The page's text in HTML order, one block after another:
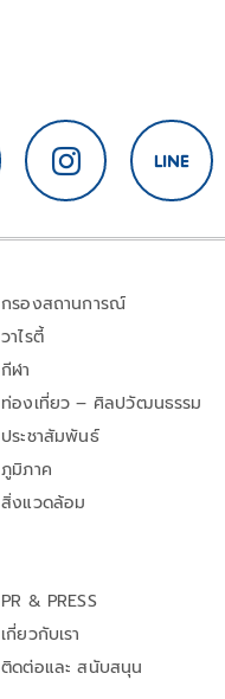
กรองสถานการณ์
วาไรตี้
กีฬา
ท่องเที่ยว – ศิลปวัฒนธรรม
ประชาสัมพันธ์
ภูมิภาค
สิ่งแวดล้อม
PR & PRESS
เกี่ยวกับเรา
ติดต่อและ สนับสนุน